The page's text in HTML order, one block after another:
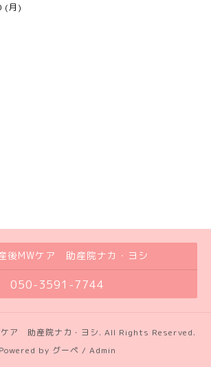
(月)
後MWケア 助産院ナカ・ヨシ
050-3591-7744
ケア 助産院ナカ・ヨシ. All Rights Reserved.
Powered by グーペ / Admin